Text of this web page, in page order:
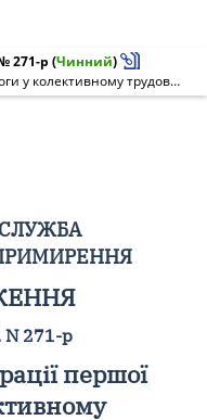
271-р (Чинний)
Про зняття з реєстрації першої вимоги у колективному трудовому спорі (конфлікті) між найманими працівниками відділу з прибирань приміщень фізичної особи - підприємця Олексюк Раїси Іванівни села Височне Ратнівського району Волинської області та фізичною особою - підприємцем Олексюк Раїсою Іванівною села Височне Ратнівського району Волинської області
N 271-р
першої